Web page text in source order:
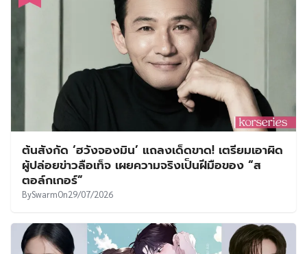
ต้นสังกัด ‘ฮวังจองมิน’ แถลงเด็ดขาด! เตรียมเอาผิด
ผู้ปล่อยข่าวลือเท็จ เผยความจริงเป็นฝีมือของ “ส
ตอล์กเกอร์”
BySwarmOn29/07/2026